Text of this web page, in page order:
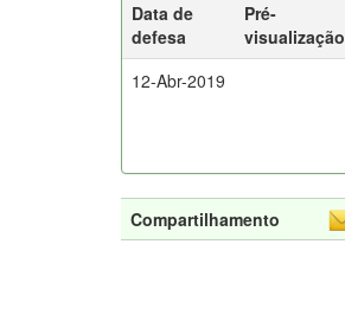
Data de
defesa
Pré-
visualização
12-Abr-2019
Compartilhamento